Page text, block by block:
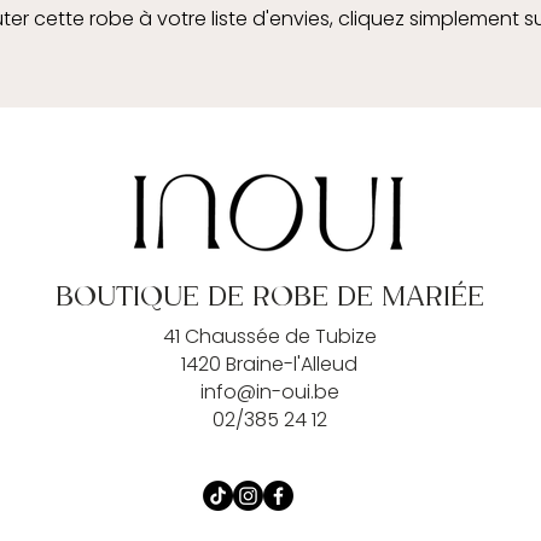
cette robe à votre liste d'envies, cliquez simplement
BOUTIQUE DE ROBE DE MARIÉE
41 Chaussée de Tubize
1420 Braine-l'Alleud
info@in-oui.be
02/385 24 12